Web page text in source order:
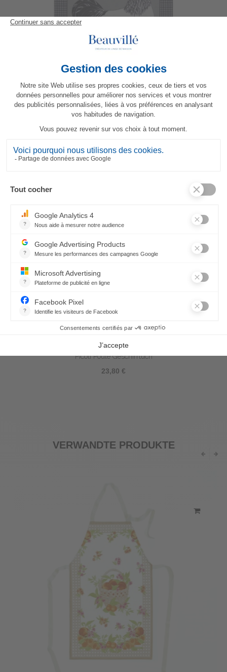
Picoti Coq Geschirrtuch
Picoti Poule Geschirrtuch
23,80 €
VERWANDTE PRODUKTE